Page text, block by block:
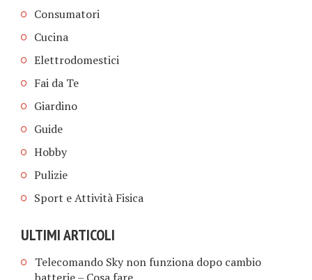
Consumatori
Cucina
Elettrodomestici
Fai da Te
Giardino
Guide
Hobby
Pulizie
Sport e Attività Fisica
ULTIMI ARTICOLI
Telecomando Sky non funziona dopo cambio